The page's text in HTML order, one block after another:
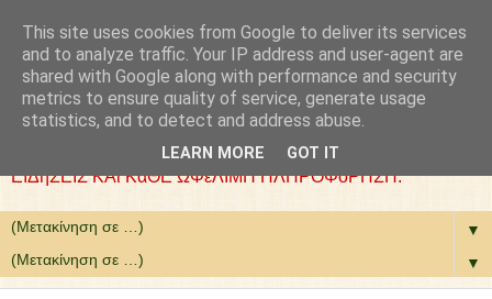
: COLLaZ NeWS aND
MoRE
ΘέΛΟΥΜΕ ΝΑ ΕίΜΑΣΤΕ ΧΡήΣΙΜΟΙ. ΕΠΙΛέΓΟΥΜΕ
ΕΙΔήΣΕΙΣ ΚΑι ΚάΘΕ ΩΦέΛΙΜΗ ΠΛΗΡΟΦόΡΗΣΗ.
▼
▼
This site uses cookies from Google to deliver its services
and to analyze traffic. Your IP address and user-agent are
shared with Google along with performance and security
metrics to ensure quality of service, generate usage
statistics, and to detect and address abuse.
LEARN MORE GOT IT